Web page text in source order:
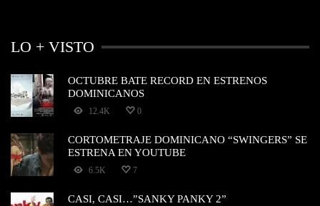
LO + VISTO
OCTUBRE BATE RECORD EN ESTRENOS
DOMINICANOS
12.4K 0
CORTOMETRAJE DOMINICANO “SWINGERS” SE
ESTRENA EN YOUTUBE
6.5K 7
CASI, CASI…”SANKY PANKY 2”